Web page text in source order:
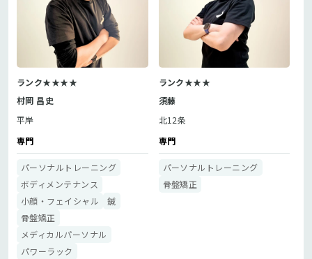
ランク★★★★
村岡 昌史
平岸
専門
パーソナルトレーニング
ボディメンテナンス
小顔・フェイシャル
鍼
骨盤矯正
メディカルパーソナル
パワーラック
ランク★★★
須藤
北12条
専門
パーソナルトレーニング
骨盤矯正